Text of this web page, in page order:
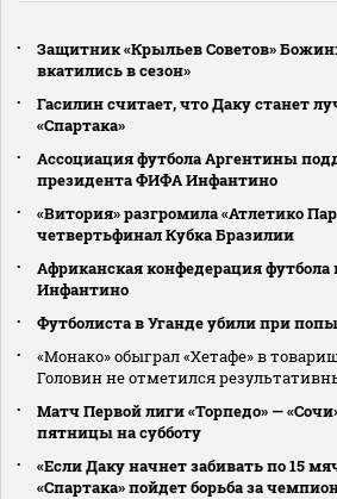
Защитник «Крыльев Советов»
вкатились в сезон»
Гасилин считает, что Даку станет
«Спартака»
Ассоциация футбола Аргентины
президента ФИФА Инфантино
«Витория» разгромила «Атлетико
четвертьфинал Кубка Бразилии
Африканская конфедерация
Инфантино
Футболиста в Уганде убили при
«Монако» обыграл «Хетафе» в
Головин не отметился
Матч Первой лиги «Торпедо» —
пятницы на субботу
«Если Даку начнет забивать по 15
«Спартака» пойдет борьба за